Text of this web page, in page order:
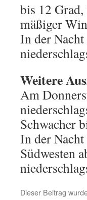
bis 12
mäßiger
In der
Weitere
Am
Schwacher
In der
Südwesten
Dieser Beitrag